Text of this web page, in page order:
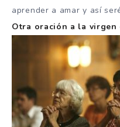
aprender a amar y así
Otra oración a la virgen